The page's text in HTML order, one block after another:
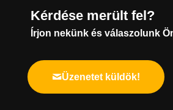
Kérdése merült fel?
Írjon nekünk és válaszolunk
Üzenetet küldök!